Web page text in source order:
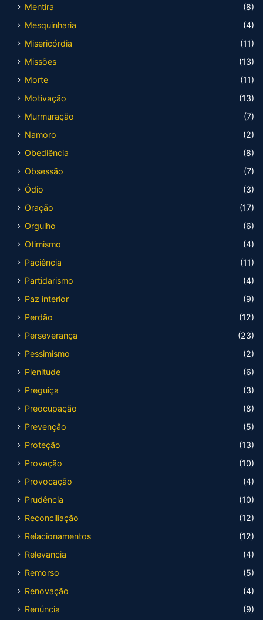
Mentira
(8)
Mesquinharia
(4)
Misericórdia
(11)
Missões
(13)
Morte
(11)
Motivação
(13)
Murmuração
(7)
Namoro
(2)
Obediência
(8)
Obsessão
(7)
Ódio
(3)
Oração
(17)
Orgulho
(6)
Otimismo
(4)
Paciência
(11)
Partidarismo
(4)
Paz interior
(9)
Perdão
(12)
Perseverança
(23)
Pessimismo
(2)
Plenitude
(6)
Preguiça
(3)
Preocupação
(8)
Prevenção
(5)
Proteção
(13)
Provação
(10)
Provocação
(4)
Prudência
(10)
Reconciliação
(12)
Relacionamentos
(12)
Relevancia
(4)
Remorso
(5)
Renovação
(4)
Renúncia
(9)